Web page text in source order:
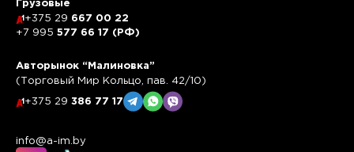
Грузовые
+375 29 667 00 22
+7 995 577 66 17 (РФ)
Авторынок “Малиновка”
(Торговый Мир Кольцо, пав. 42/10)
+375 29 386 77 17
info@a-im.by